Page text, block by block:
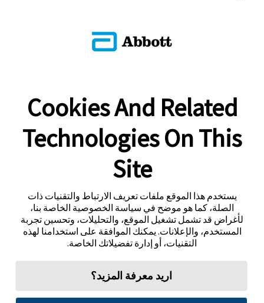
Cookies And Related
Technologies On This
Site
يستخدم هذا الموقع ملفات تعريف الارتباط والتقنيات ذات
الصلة، كما هو موضح في سياسة الخصوصية الخاصة بنا،
لأغراض قد تشمل تشغيل الموقع، والتحليلات، وتحسين تجربة
المستخدم، والإعلانات. يمكنك الموافقة على استخدامنا لهذه
التقنيات، أو إدارة تفضيلاتك الخاصة.
اريد معرفة المزيد؟